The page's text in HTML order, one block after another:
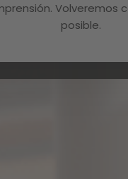
Volveremos
posible.